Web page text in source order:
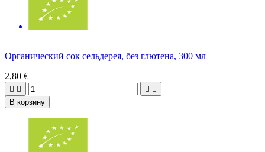
Органический сок сельдерея, без глютена, 300 мл
2,80 €
   
В корзину